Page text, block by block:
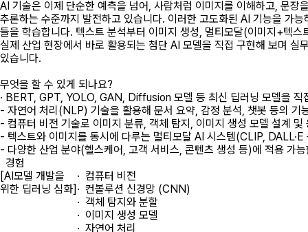
AI 기술은 이제 단순한 예측을 넘어, 사람처럼 이미지를 이해하고, 문장
추론하는 수준까지 발전하고 있습니다. 이러한 고도화된 AI 기능을 가능
들을 학습합니다. 텍스트 분석부터 이미지 생성, 멀티모달(이미지+텍스
실제 산업 현장에서 바로 활용되는 첨단 AI 모델을 직접 구현해 보며 실
있습니다.
무엇을 할 수 있게 되나요?
· BERT, GPT, YOLO, GAN, Diffusion 모델 등 최신 딥러닝 모델을 직
- 자연어 처리(NLP) 기술을 활용해 문서 요약, 감정 분석, 챗봇 등의 기
- 컴퓨터 비전 기술로 이미지 분류, 객체 탐지, 이미지 생성 모델 설계 및
- 텍스트와 이미지를 동시에 다루는 멀티모달 AI 시스템(CLIP, DALL·E
- 다양한 산업 분야(헬스케어, 고객 서비스, 콘텐츠 생성 등)에 적용 가
경험
[AI모델 개발을
위한 딥러닝 심화]
· 컴퓨터 비전
· 컨볼루션 신경망 (CNN)
· 객체 탐지와 분할
· 이미지 생성 모델
· 자연어 처리